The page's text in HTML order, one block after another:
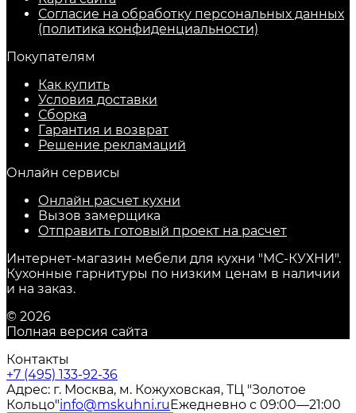
Согласие на обработку персональных данных
(политика конфиденциальности)
Покупателям
Как купить
Условия доставки
Сборка
Гарантия и возврат
Решение рекламаций
Онлайн сервисы
Онлайн расчет кухни
Вызов замерщика
Отправить готовый проект на расчет
Интернет-магазин мебели для кухни "МС-КУХНИ".
Кухонные гарнитуры по низким ценам в наличии
и на заказ.
© 2026
Полная версия сайта
Контакты
+7 (495) 133-92-36
Адрес: г. Москва, м. Кожуховская, ТЦ "Золотое
Кольцо"info@mskuhni.ruЕжедневно с 09:00—21:00